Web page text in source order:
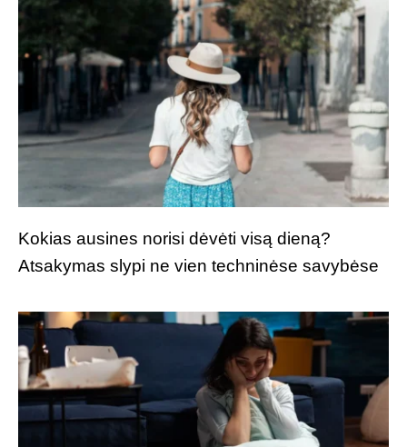
Kokias ausines norisi dėvėti visą dieną?
Atsakymas slypi ne vien techninėse savybėse